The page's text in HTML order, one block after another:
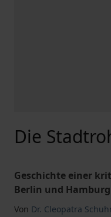
Die
Geschichte einer
Berlin und
Von Dr. Cleopatra